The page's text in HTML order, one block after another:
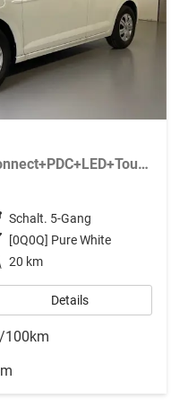
1.0 MPI Sitzheizung+AppConnect+PDC+LED+Touch+Lichtsensor+MultiLenkrad
Schalt. 5-Gang
[0Q0Q] Pure White
20 km
Details
100km